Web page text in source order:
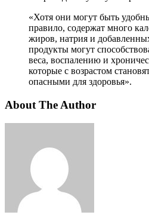
«Хотя они могут быть удобными, они, как
правило, содержат много
жиров, натрия и
продукты могут
веса, воспалению и
которые с возрастом
опасными для здоровья».
About The Author